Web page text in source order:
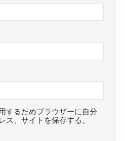
するためブラウザーに自分
ス、サイトを保存する。